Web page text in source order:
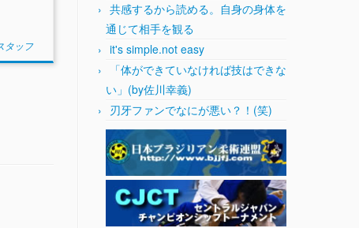
タッフ
共感するから読める。自身の身体を
通じて相手を観る
it's simple.not easy
「体ができていなければ技はできな
い」(by佐川幸義)
刃牙ファンでなにが悪い？！(笑)